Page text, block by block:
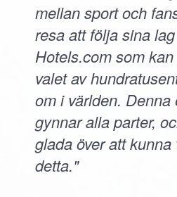
mellan sport och
resa att följa sina
Hotels.com som
valet av
om i världen. Denna
gynnar alla parter,
glada över att
detta."